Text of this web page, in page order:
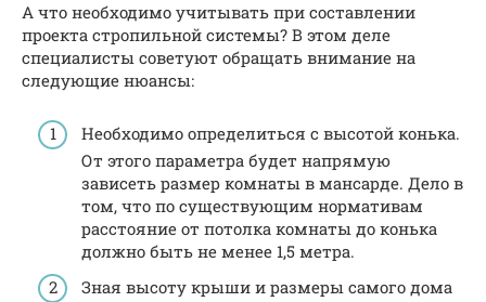
А что необходимо учитывать при составлении
проекта стропильной системы? В этом деле
специалисты советуют обращать внимание на
следующие нюансы:
Необходимо определиться с высотой конька.
От этого параметра будет напрямую
зависеть размер комнаты в мансарде. Дело в
том, что по существующим нормативам
расстояние от потолка комнаты до конька
должно быть не менее 1,5 метра.
Зная высоту крыши и размеры самого дома